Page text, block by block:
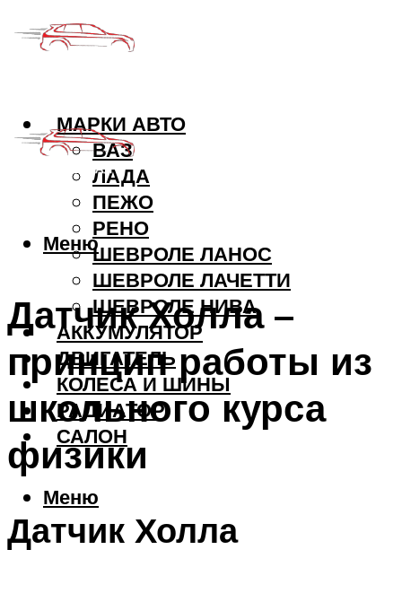
МАРКИ АВТО
ВАЗ
ЛАДА
ПЕЖО
РЕНО
ШЕВРОЛЕ ЛАНОС
ШЕВРОЛЕ ЛАЧЕТТИ
ШЕВРОЛЕ НИВА
АККУМУЛЯТОР
ДВИГАТЕЛЬ
КОЛЕСА И ШИНЫ
РАДИАТОР
САЛОН
Меню
Меню
Датчик Холла –
принцип работы из
школьного курса
физики
Датчик Холла